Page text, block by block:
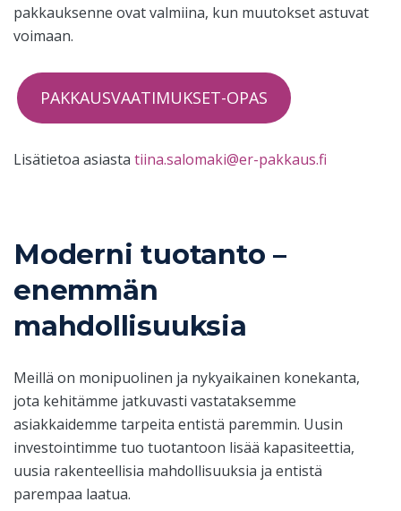
pakkauksenne ovat valmiina, kun muutokset astuvat
voimaan.
PAKKAUSVAATIMUKSET-OPAS
Lisätietoa asiasta tiina.salomaki@er-pakkaus.fi
Moderni tuotanto –
enemmän
mahdollisuuksia
Meillä on monipuolinen ja nykyaikainen konekanta,
jota kehitämme jatkuvasti vastataksemme
asiakkaidemme tarpeita entistä paremmin. Uusin
investointimme tuo tuotantoon lisää kapasiteettia,
uusia rakenteellisia mahdollisuuksia ja entistä
parempaa laatua.